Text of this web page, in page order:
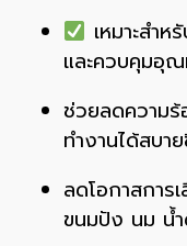
เหมาะสำ
และควบคุมอุณ
ช่วยลดความร้
ทำงานได้สบา
ลดโอกาสกา
ขนมปัง นม น้